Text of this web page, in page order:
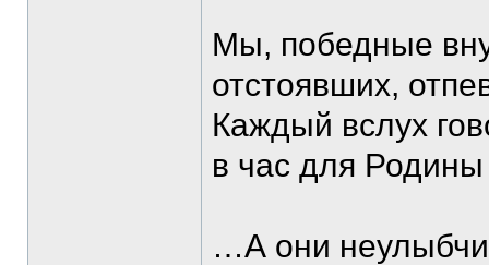
Мы, победные
отстоявших,
Каждый вслух
в час для
…А они